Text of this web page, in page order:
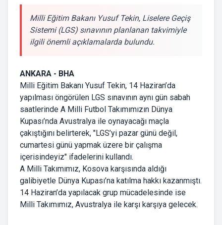
Milli Eğitim Bakanı Yusuf Tekin, Liselere Geçiş
Sistemi (LGS) sınavının planlanan takvimiyle
ilgili önemli açıklamalarda bulundu.
ANKARA - BHA
Milli Eğitim Bakanı Yusuf Tekin, 14 Haziran’da
yapılması öngörülen LGS sınavının aynı gün sabah
saatlerinde A Milli Futbol Takımımızın Dünya
Kupası’nda Avustralya ile oynayacağı maçla
çakıştığını belirterek, "LGS’yi pazar günü değil,
cumartesi günü yapmak üzere bir çalışma
içerisindeyiz" ifadelerini kullandı.
A Milli Takımımız, Kosova karşısında aldığı
galibiyetle Dünya Kupası’na katılma hakkı kazanmıştı.
14 Haziran’da yapılacak grup mücadelesinde ise
Milli Takımımız, Avustralya ile karşı karşıya gelecek.